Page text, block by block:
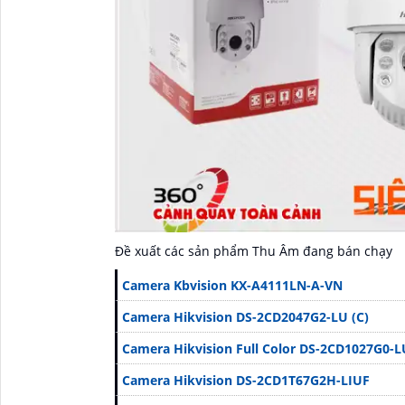
Đề xuất các sản phẩm Thu Âm đang bán chạy
Camera Kbvision KX-A4111LN-A-VN
Camera Hikvision DS-2CD2047G2-LU (C)
Camera Hikvision Full Color DS-2CD1027G0-
Camera Hikvision DS-2CD1T67G2H-LIUF